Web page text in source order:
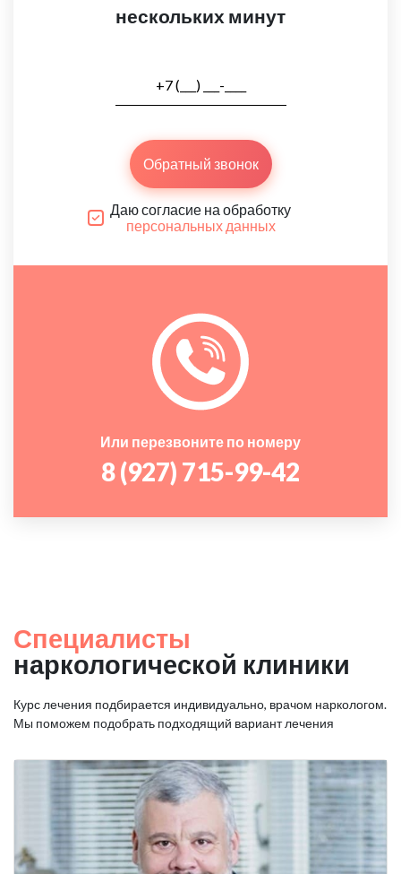
нескольких минут
Обратный звонок
Даю согласие на обработку
персональных данных
Или перезвоните по номеру
8 (927) 715-99-42
Специалисты
наркологической клиники
Курс лечения подбирается индивидуально, врачом наркологом.
Мы поможем подобрать подходящий вариант лечения